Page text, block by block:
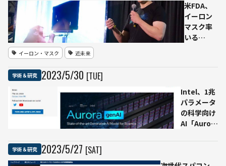
のAI
プ
ロ
セ
同
開
発
乾
米FDA、
イーロン
マスク率
いる
プ臨床試
験を承認
イーロン・マスク 近未来
学術＆研究 2023/5/30 [TUE]
Intel、1兆
パラメータ
の科学向け
AI「Aurora
学術＆研究 2023/5/27 [SAT]